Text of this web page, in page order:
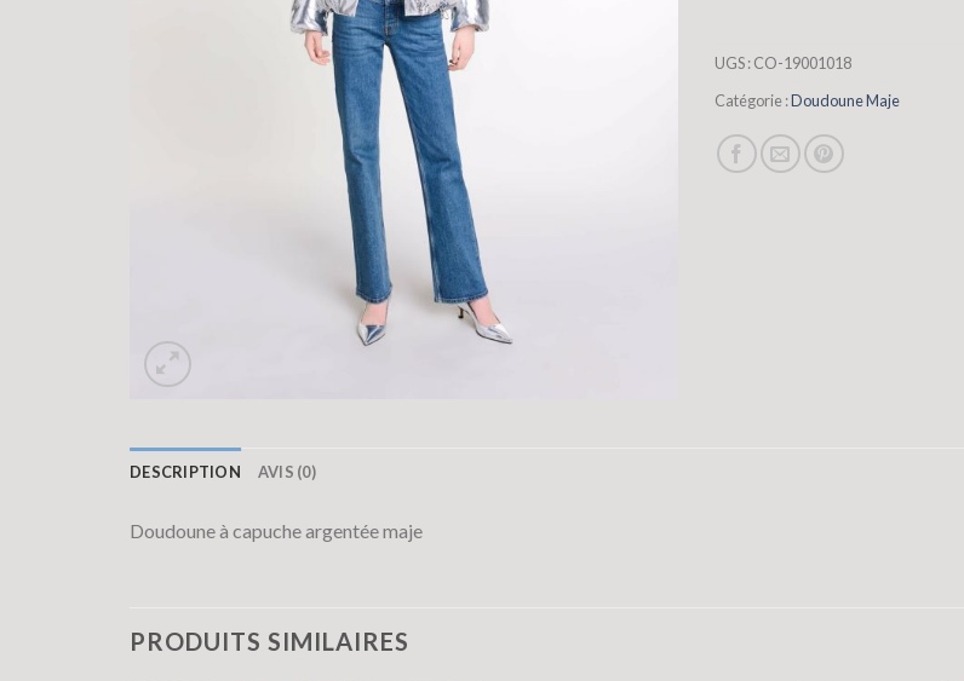
UGS :CO-19001018
Catégorie :Doudoune Maje
DESCRIPTION AVIS (0)
Doudoune à capuche argentée maje
PRODUITS SIMILAIRES